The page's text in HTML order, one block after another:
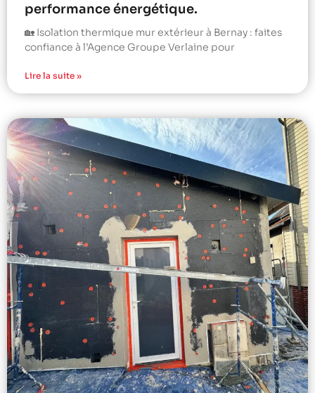
performance énergétique.
🏡 Isolation thermique mur extérieur à Bernay : faites
confiance à l’Agence Groupe Verlaine pour
Lire la suite »